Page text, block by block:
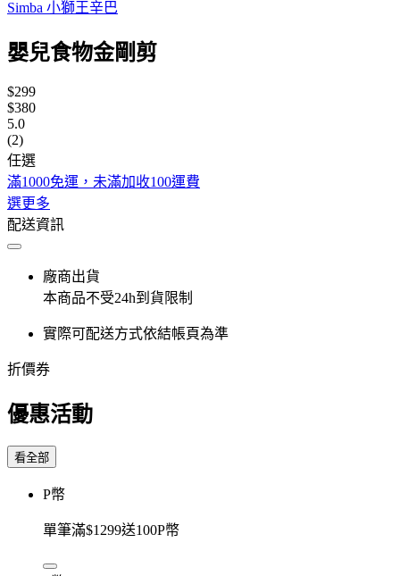
Simba 小獅王辛巴
嬰兒食物金剛剪
$299
$380
5.0
(2)
任選
滿1000免運，未滿加收100運費
選更多
配送資訊
廠商出貨
本商品不受24h到貨限制
實際可配送方式依結帳頁為準
折價券
優惠活動
看全部
P幣
單筆滿$1299送100P幣